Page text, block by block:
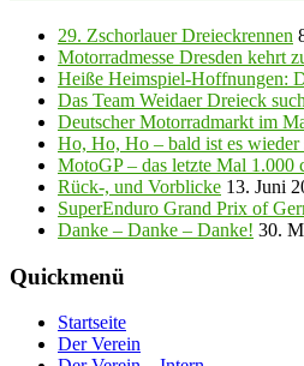
29. Zschorlauer Dreieckrennen
Motorradmesse Dresden kehrt
Heiße Heimspiel-Hoffnungen:
Das Team Weidaer Dreieck
Deutscher Motorradmarkt im
Ho, Ho, Ho – bald ist es wieder
MotoGP – das letzte Mal 1.000
Rück-, und Vorblicke 13. Juni
SuperEnduro Grand Prix of
Danke – Danke – Danke! 30.
Quickmenü
Startseite
Der Verein